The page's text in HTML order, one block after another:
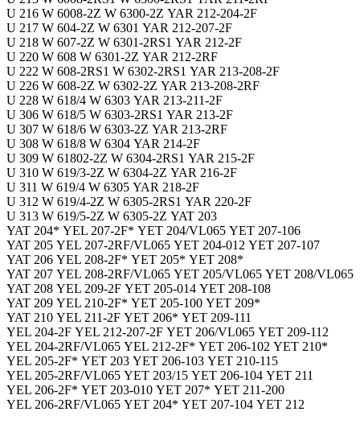
U 216 W 6008-2Z W 6300-2Z YAR 212-204-2F
U 217 W 604-2Z W 6301 YAR 212-207-2F
U 218 W 607-2Z W 6301-2RS1 YAR 212-2F
U 220 W 608 W 6301-2Z YAR 212-2RF
U 222 W 608-2RS1 W 6302-2RS1 YAR 213-208-2F
U 226 W 608-2Z W 6302-2Z YAR 213-208-2RF
U 228 W 618/4 W 6303 YAR 213-211-2F
U 306 W 618/5 W 6303-2RS1 YAR 213-2F
U 307 W 618/6 W 6303-2Z YAR 213-2RF
U 308 W 618/8 W 6304 YAR 214-2F
U 309 W 61802-2Z W 6304-2RS1 YAR 215-2F
U 310 W 619/3-2Z W 6304-2Z YAR 216-2F
U 311 W 619/4 W 6305 YAR 218-2F
U 312 W 619/4-2Z W 6305-2RS1 YAR 220-2F
U 313 W 619/5-2Z W 6305-2Z YAT 203
YAT 204* YEL 207-2F* YET 204/VL065 YET 207-106
YAT 205 YEL 207-2RF/VL065 YET 204-012 YET 207-107
YAT 206 YEL 208-2F* YET 205* YET 208*
YAT 207 YEL 208-2RF/VL065 YET 205/VL065 YET 208/VL065
YAT 208 YEL 209-2F YET 205-014 YET 208-108
YAT 209 YEL 210-2F* YET 205-100 YET 209*
YAT 210 YEL 211-2F YET 206* YET 209-111
YEL 204-2F YEL 212-207-2F YET 206/VL065 YET 209-112
YEL 204-2RF/VL065 YEL 212-2F* YET 206-102 YET 210*
YEL 205-2F* YET 203 YET 206-103 YET 210-115
YEL 205-2RF/VL065 YET 203/15 YET 206-104 YET 211
YEL 206-2F* YET 203-010 YET 207* YET 211-200
YEL 206-2RF/VL065 YET 204* YET 207-104 YET 212